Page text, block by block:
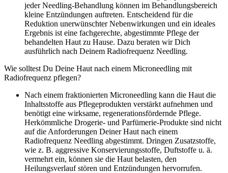
jeder Needling-Behandlung können im Behandlungsbereich
kleine Entzündungen auftreten. Entscheidend für die
Reduktion unerwünschter Nebenwirkungen und ein ideales
Ergebnis ist eine fachgerechte, abgestimmte Pflege der
behandelten Haut zu Hause. Dazu beraten wir Dich
ausführlich nach Deinem Radiofrequenz Needling.
Wie solltest Du Deine Haut nach einem Microneedling mit
Radiofrequenz pflegen?
Nach einem fraktionierten Microneedling kann die Haut die
Inhaltsstoffe aus Pflegeprodukten verstärkt aufnehmen und
benötigt eine wirksame, regenerationsfördernde Pflege.
Herkömmliche Drogerie- und Parfümerie-Produkte sind nicht
auf die Anforderungen Deiner Haut nach einem
Radiofrequenz Needling abgestimmt. Dringen Zusatzstoffe,
wie z. B. aggressive Konservierungsstoffe, Duftstoffe u. ä.
vermehrt ein, können sie die Haut belasten, den
Heilungsverlauf stören und Entzündungen hervorrufen.